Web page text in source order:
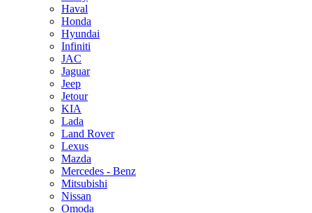
Haval
Honda
Hyundai
Infiniti
JAC
Jaguar
Jeep
Jetour
KIA
Lada
Land Rover
Lexus
Mazda
Mercedes - Benz
Mitsubishi
Nissan
Omoda